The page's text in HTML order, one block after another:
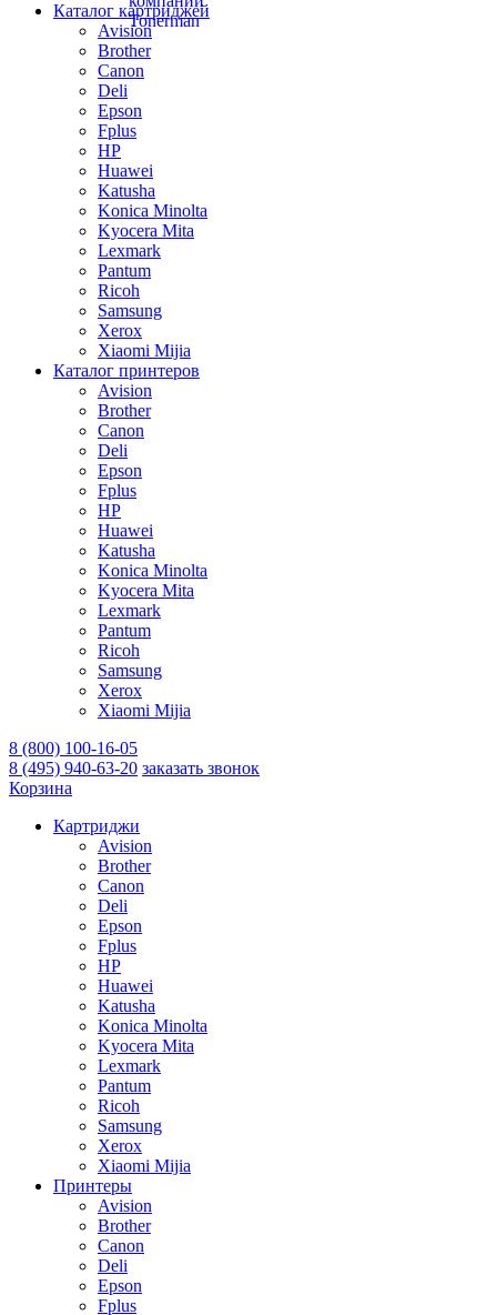
Каталог картриджей
Avision
Brother
Canon
Deli
Epson
Fplus
HP
Huawei
Katusha
Konica Minolta
Kyocera Mita
Lexmark
Pantum
Ricoh
Samsung
Xerox
Xiaomi Mijia
Каталог принтеров
Avision
Brother
Canon
Deli
Epson
Fplus
HP
Huawei
Katusha
Konica Minolta
Kyocera Mita
Lexmark
Pantum
Ricoh
Samsung
Xerox
Xiaomi Mijia
8 (800) 100-16-05
8 (495) 940-63-20 заказать звонок
Корзина
Картриджи
Avision
Brother
Canon
Deli
Epson
Fplus
HP
Huawei
Katusha
Konica Minolta
Kyocera Mita
Lexmark
Pantum
Ricoh
Samsung
Xerox
Xiaomi Mijia
Принтеры
Avision
Brother
Canon
Deli
Epson
Fplus